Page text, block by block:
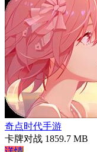
奇点时代手游
卡牌对战 1859.7 MB